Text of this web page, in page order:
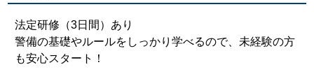
法定研修（3日間）あり
警備の基礎やルールをしっかり学べるので、未経験の方
も安心スタート！